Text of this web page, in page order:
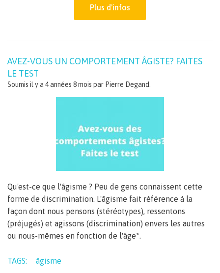
Plus d'infos
AVEZ-VOUS UN COMPORTEMENT ÂGISTE? FAITES
LE TEST
Soumis il y a 4 années 8 mois par Pierre Degand
Qu'est-ce que l'âgisme ? Peu de gens connaissent cette
forme de discrimination. L'âgisme fait référence à la
façon dont nous pensons (stéréotypes), ressentons
(préjugés) et agissons (discrimination) envers les autres
ou nous-mêmes en fonction de l'âge*.
TAGS: âgisme